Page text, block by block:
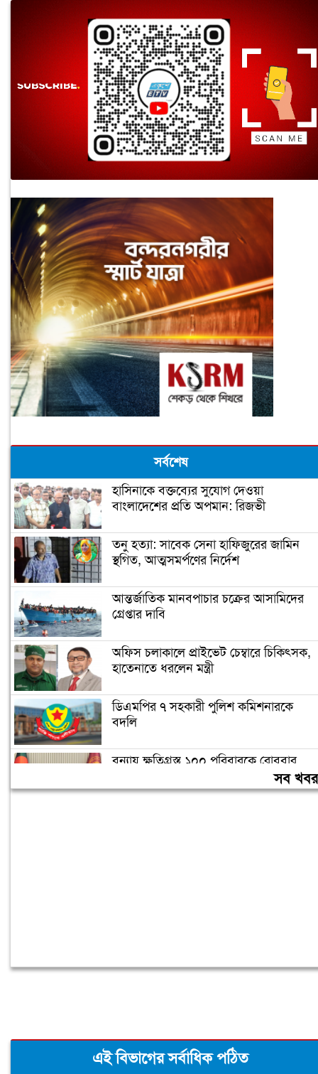
সর্বশেষ
হাসিনাকে বক্তব্যের সুযোগ দেওয়া
বাংলাদেশের প্রতি অপমান: রিজভী
তনু হত্যা: সাবেক সেনা হাফিজুরের জামিন
স্থগিত, আত্মসমর্পণের নির্দেশ
আন্তর্জাতিক মানবপাচার চক্রের আসামিদের
গ্রেপ্তার দাবি
অফিস চলাকালে প্রাইভেট চেম্বারে চিকিৎসক,
হাতেনাতে ধরলেন মন্ত্রী
ডিএমপির ৭ সহকারী পুলিশ কমিশনারকে
বদলি
বন্যায় ক্ষতিগ্রস্ত ১০০ পরিবারকে রোববার
সব
এই বিভাগের সর্বাধিক পঠিত